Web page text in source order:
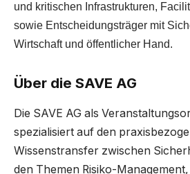
und kritischen Infrastrukturen,
sowie Entscheidungsträger mit
Wirtschaft und öffentlicher Hand.
Über die SAVE AG
Die SAVE AG als
spezialisiert auf den
Wissenstransfer zwischen
den Themen Risiko-